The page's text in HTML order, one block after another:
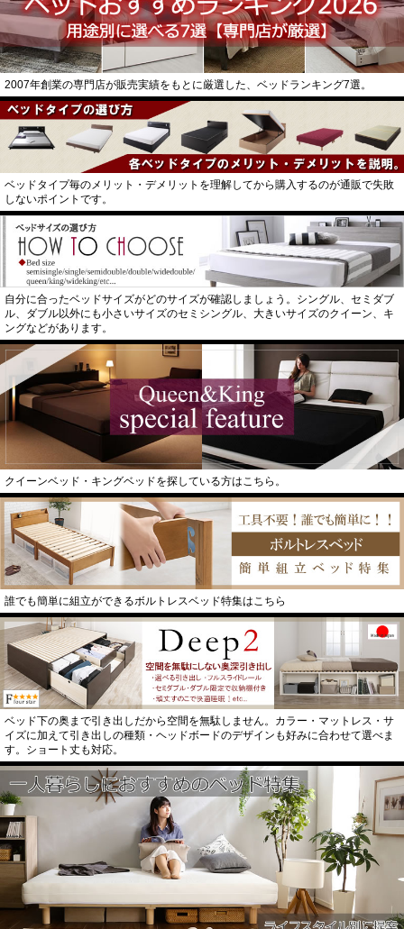
2007年創業の専門店が販売実績をもとに厳選した、ベッドランキング7選。
ベッドタイプ毎のメリット・デメリットを理解してから購入するのが通販で失敗
しないポイントです。
自分に合ったベッドサイズがどのサイズが確認しましょう。シングル、セミダブ
ル、ダブル以外にも小さいサイズのセミシングル、大きいサイズのクイーン、キ
ングなどがあります。
クイーンベッド・キングベッドを探している方はこちら。
誰でも簡単に組立ができるボルトレスベッド特集はこちら
ベッド下の奥まで引き出しだから空間を無駄しません。カラー・マットレス・サ
イズに加えて引き出しの種類・ヘッドボードのデザインも好みに合わせて選べま
す。ショート丈も対応。